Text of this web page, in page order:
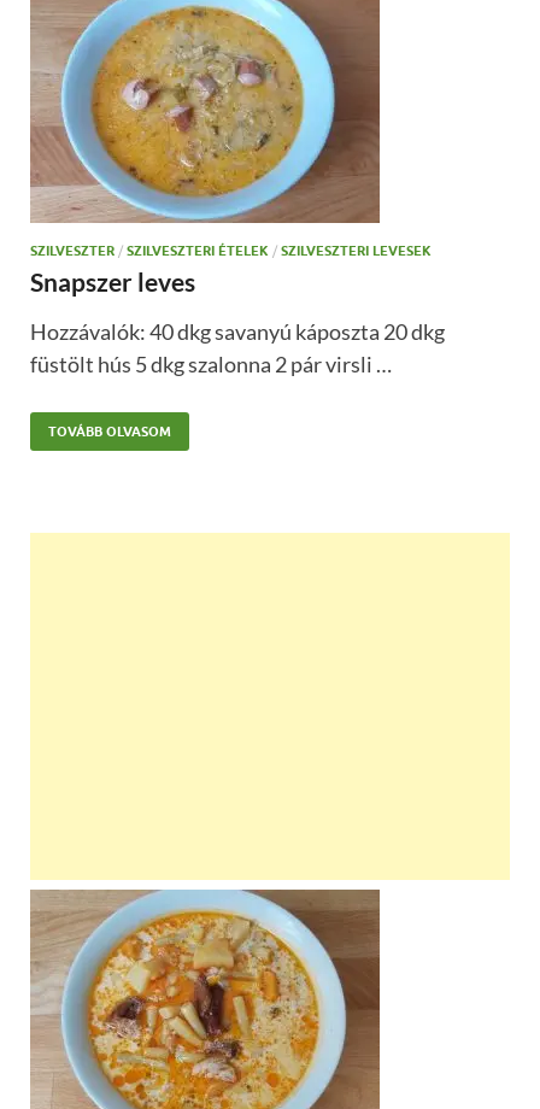
SZILVESZTER / SZILVESZTERI ÉTELEK / SZILVESZTERI LEVESEK
Snapszer leves
Hozzávalók: 40 dkg savanyú káposzta 20 dkg
füstölt hús 5 dkg szalonna 2 pár virsli …
TOVÁBB OLVASOM